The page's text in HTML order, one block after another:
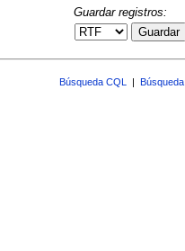
Guardar registros:
Guardar
Búsqueda CQL